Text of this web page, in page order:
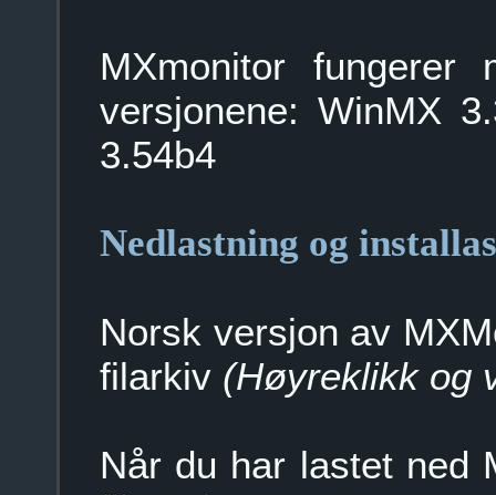
MXmonitor
versjonene: WinMX
3.54b4
Nedlastning og
Norsk versjon av
filarkiv (Høyreklikk og
Når du har lastet ned